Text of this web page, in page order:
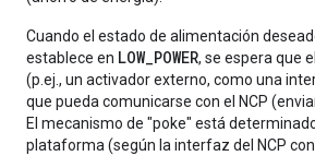
Cuando el estado de alimentación
establece en LOW_POWER, se espera que
(p.ej., un activador externo, como una
que pueda comunicarse con el NCP
El mecanismo de "poke" está
plataforma (según la interfaz del NCP con